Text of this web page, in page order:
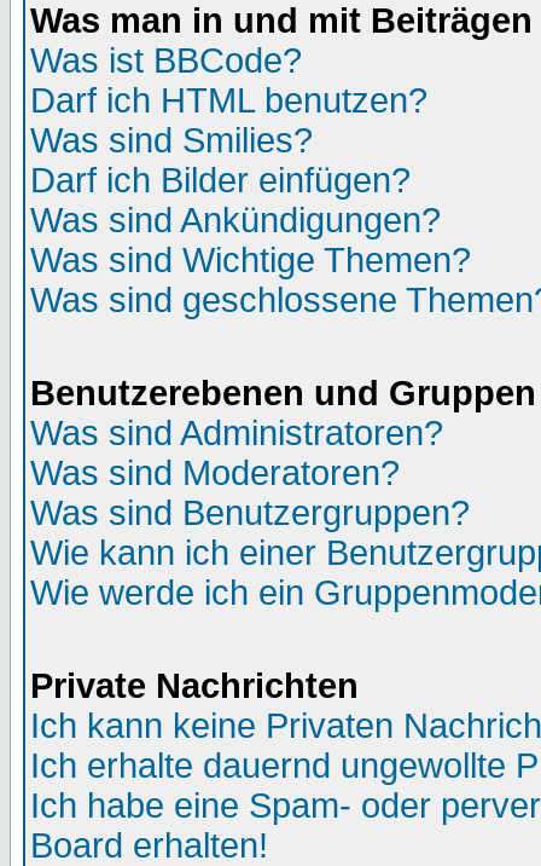
Was man in und mit
Was ist BBCode?
Darf ich HTML benutzen?
Was sind Smilies?
Darf ich Bilder einfügen?
Was sind Ankündigungen?
Was sind Wichtige Themen?
Was sind geschlossene
Benutzerebenen und Gruppen
Was sind Administratoren?
Was sind Moderatoren?
Was sind Benutzergruppen?
Wie kann ich einer
Wie werde ich ein
Private Nachrichten
Ich kann keine Privaten
Ich erhalte dauernd ungewollte
Ich habe eine Spam- oder
Board erhalten!